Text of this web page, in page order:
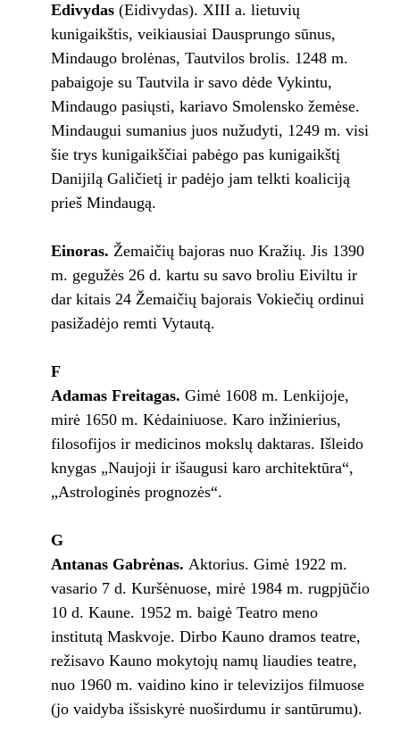
Edivydas(Eidivydas). XIII a. lietuvių
kunigaikštis, veikiausiai Dausprungo sūnus,
Mindaugo brolėnas, Tautvilos brolis. 1248 m.
pabaigoje su Tautvila ir savo dėde Vykintu,
Mindaugo pasiųsti, kariavo Smolensko žemėse.
Mindaugui sumanius juos nužudyti, 1249 m. visi
šie trys kunigaikščiai pabėgo pas kunigaikštį
Danijilą Galičietį ir padėjo jam telkti koaliciją
prieš Mindaugą.
Einoras. Žemaičių bajoras nuo Kražių. Jis 1390
m. gegužės 26 d. kartu su savo broliu Eiviltu ir
dar kitais 24 Žemaičių bajorais Vokiečių ordinui
pasižadėjo remti Vytautą.
F
Adamas Freitagas. Gimė 1608 m. Lenkijoje,
mirė 1650 m. Kėdainiuose. Karo inžinierius,
filosofijos ir medicinos mokslų daktaras. Išleido
knygas „Naujoji ir išaugusi karo architektūra“,
„Astrologinės prognozės“.
G
Antanas Gabrėnas. Aktorius. Gimė 1922 m.
vasario 7 d. Kuršėnuose, mirė 1984 m. rugpjūčio
10 d. Kaune. 1952 m. baigė Teatro meno
institutą Maskvoje. Dirbo Kauno dramos teatre,
režisavo Kauno mokytojų namų liaudies teatre,
nuo 1960 m. vaidino kino ir televizijos filmuose
(jo vaidyba išsiskyrė nuoširdumu ir santūrumu).